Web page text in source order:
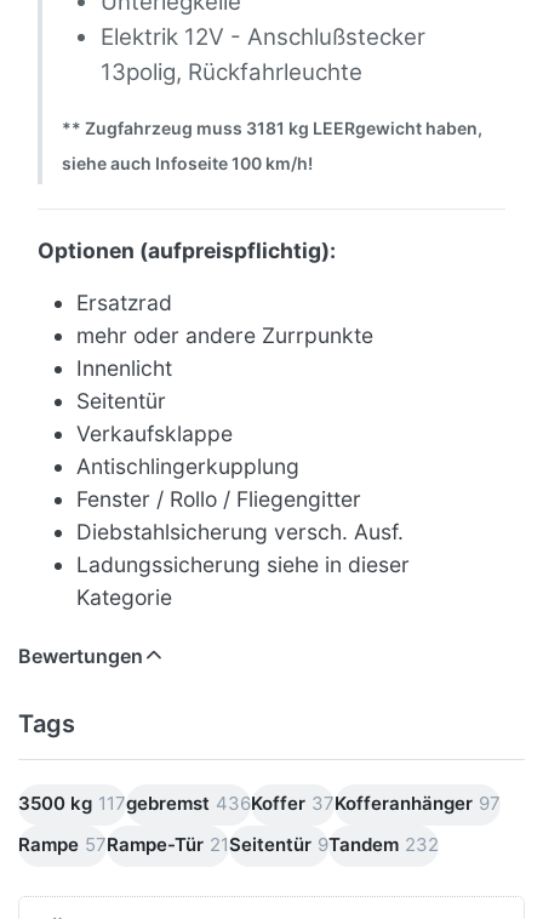
Elektrik 12V - Anschlußstecker
13polig, Rückfahrleuchte
** Zugfahrzeug muss 3181 kg LEERgewicht haben,
siehe auch Infoseite 100 km/h!
Optionen (aufpreispflichtig):
Ersatzrad
mehr oder andere Zurrpunkte
Innenlicht
Seitentür
Verkaufsklappe
Antischlingerkupplung
Fenster / Rollo / Fliegengitter
Diebstahlsicherung versch. Ausf.
Ladungssicherung siehe in dieser
Kategorie
Bewertungen
Tags
3500 kg 117gebremst 436Koffer 37Kofferanhänger 97
Rampe 57Rampe-Tür 21Seitentür 9Tandem 232